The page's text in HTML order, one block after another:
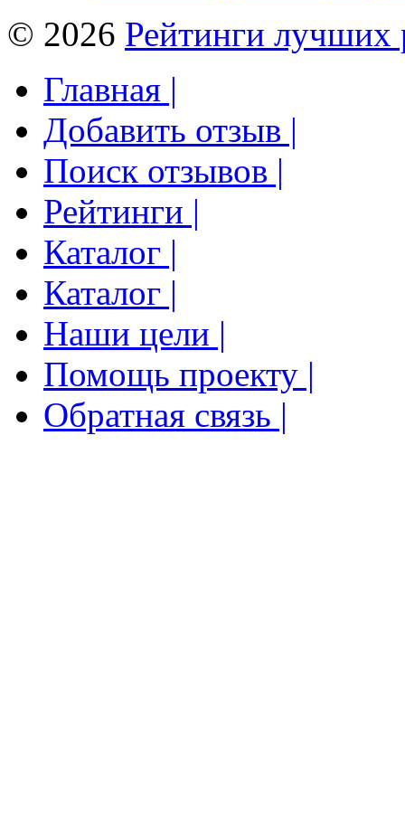
© 2026 Рейтинги лучших
Главная |
Добавить отзыв |
Поиск отзывов |
Рейтинги |
Каталог |
Каталог |
Наши цели |
Помощь проекту |
Обратная связь |